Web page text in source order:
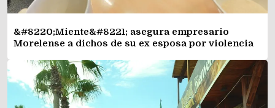
&#8220;Miente&#8221; asegura empresario
Morelense a dichos de su ex esposa por violencia